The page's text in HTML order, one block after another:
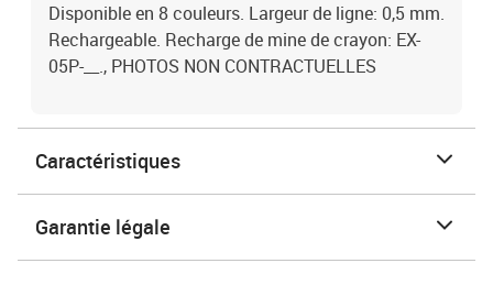
Disponible en 8 couleurs. Largeur de ligne: 0,5 mm.
Rechargeable. Recharge de mine de crayon: EX-
05P-__., PHOTOS NON CONTRACTUELLES
Caractéristiques
Garantie légale